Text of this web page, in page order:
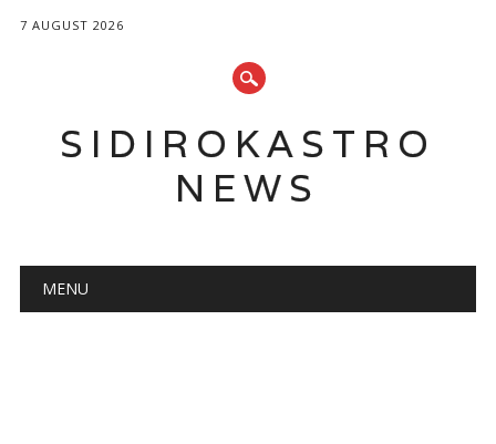
7 AUGUST 2026
SIDIROKASTRO
NEWS
Main menu
MENU